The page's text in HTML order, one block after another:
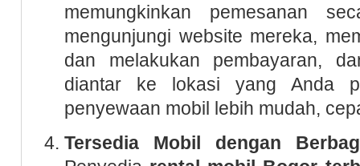
memungkinkan pemesanan
mengunjungi website mereka,
dan melakukan pembayaran,
diantar ke lokasi yang Anda
penyewaan mobil lebih mudah,
Tersedia Mobil dengan